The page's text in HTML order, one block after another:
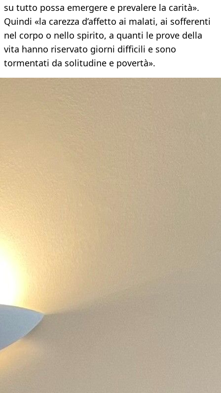
su tutto possa emergere e prevalere la carità».
Quindi «la carezza d’affetto ai malati, ai sofferenti
nel corpo o nello spirito, a quanti le prove della
vita hanno riservato giorni difficili e sono
tormentati da solitudine e povertà».